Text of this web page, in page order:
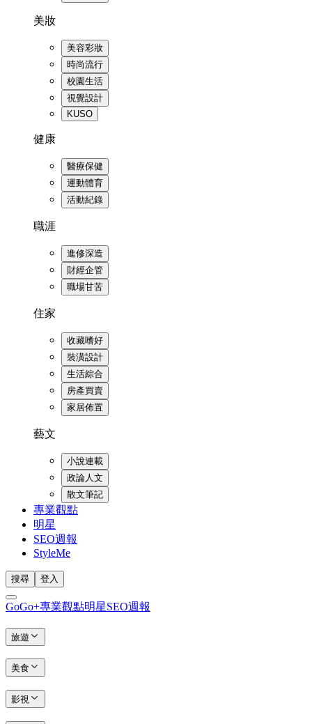
美妝
美容彩妝
時尚流行
校園生活
視覺設計
KUSO
健康
醫療保健
運動體育
活動紀錄
職涯
進修深造
財經企管
職場甘苦
住家
收藏嗜好
裝潢設計
生活綜合
房產買賣
家居佈置
藝文
小說連載
政論人文
散文筆記
專業觀點
明星
SEO週報
StyleMe
搜尋 登入
GoGo+專業觀點明星SEO週報
旅遊
美食
影視